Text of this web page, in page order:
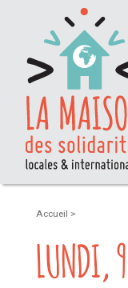
Accueil >
LUNDI,